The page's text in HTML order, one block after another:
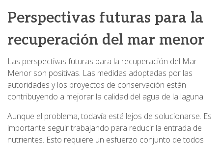
Perspectivas futuras para la
recuperación del mar menor
Las perspectivas futuras para la recuperación del Mar
Menor son positivas. Las medidas adoptadas por las
autoridades y los proyectos de conservación están
contribuyendo a mejorar la calidad del agua de la laguna.
Aunque el problema, todavía está lejos de solucionarse. Es
importante seguir trabajando para reducir la entrada de
nutrientes. Esto requiere un esfuerzo conjunto de todos